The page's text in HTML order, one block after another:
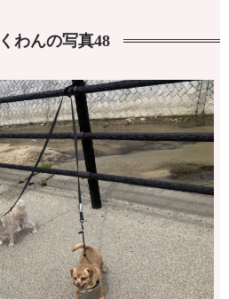
わんの写真48